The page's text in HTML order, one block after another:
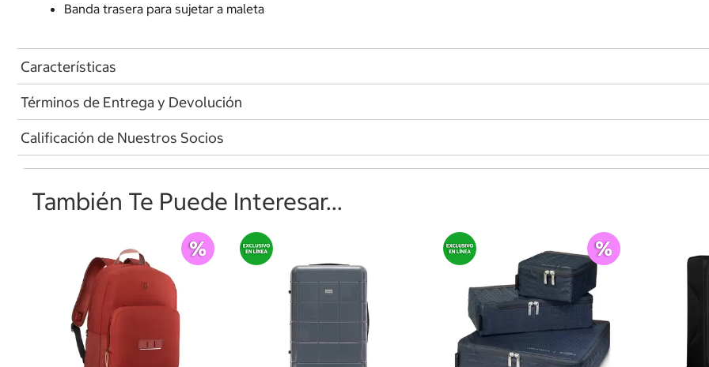
Banda trasera para sujetar a maleta
Características
Términos de Entrega y Devolución
Calificación de Nuestros Socios
También Te Puede Interesar...